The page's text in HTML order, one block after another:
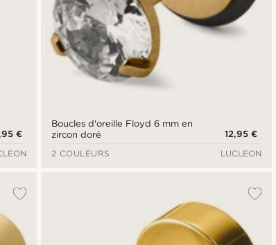
€
Boucles d'oreille Floyd 6 mm en
zircon doré
12,95 €
2 COULEURS
LUCLEON